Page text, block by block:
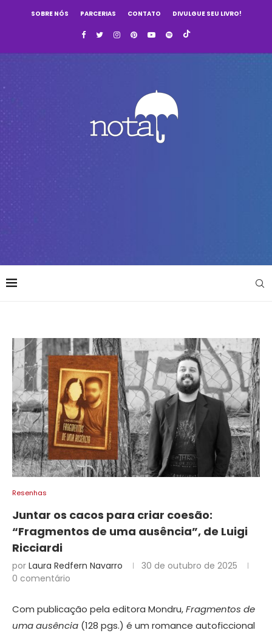
SOBRE NÓS PARCERIAS CONTATO DIVULGUE SEU LIVRO!
Resenhas
Juntar os cacos para criar coesão:
“Fragmentos de uma ausência”, de Luigi
Ricciardi
por Laura Redfern Navarro
30 de outubro de 2025
0 comentário
Com publicação pela editora Mondru,Fragmentos de
uma ausência (128 pgs.) é um romance autoficcional